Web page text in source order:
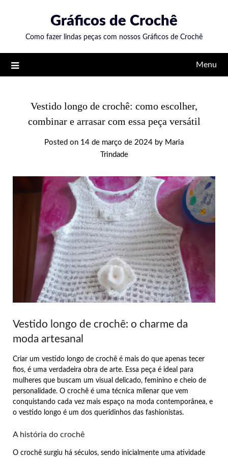
content
Gráficos de Crochê
Como fazer lindas peças com nossos Gráficos de Crochê
Menu
Vestido longo de crochê: como escolher,
combinar e arrasar com essa peça versátil
Posted on 14 de março de 2024 by Maria
Trindade
Vestido longo de crochê: o charme da
moda artesanal
Criar um vestido longo de crochê é mais do que apenas tecer
fios, é uma verdadeira obra de arte. Essa peça é ideal para
mulheres que buscam um visual delicado, feminino e cheio de
personalidade. O crochê é uma técnica milenar que vem
conquistando cada vez mais espaço na moda contemporânea, e
o vestido longo é um dos queridinhos das fashionistas.
A história do crochê
O crochê surgiu há séculos, sendo inicialmente uma atividade